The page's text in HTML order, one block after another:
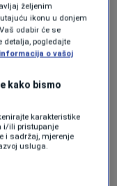
tako i Vlade
Rok za
grupa
istekao
svih
Bosne i
željenim
ikonu u donjem
odabir će se
detalja, pogledajte
o vašoj
kako bismo
karakteristike
i/ili pristupanje
i sadržaj, mjerenje
usluga.